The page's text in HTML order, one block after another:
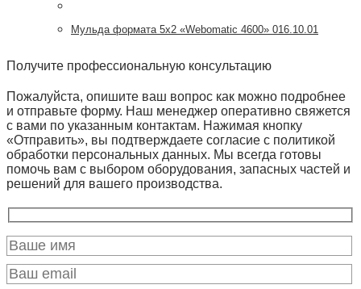
Мульда формата 5х2 «Webomatic 4600» 016.10.01
Получите профессиональную консультацию
Пожалуйста, опишите ваш вопрос как можно подробнее
и отправьте форму. Наш менеджер оперативно свяжется
с вами по указанным контактам. Нажимая кнопку
«Отправить», вы подтверждаете согласие с политикой
обработки персональных данных. Мы всегда готовы
помочь вам с выбором оборудования, запасных частей и
решений для вашего производства.